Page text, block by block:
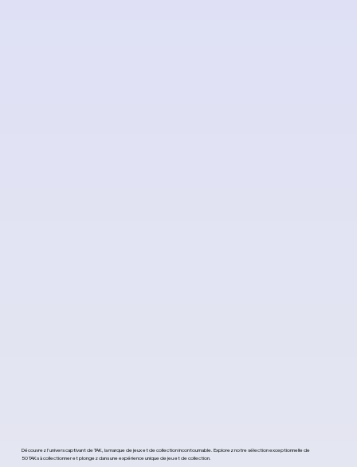
Découvrez l'univers captivant de TAK, la marque de jeux et de collection incontournable. Explorez notre sélection exceptionnelle de
50 TAKs à collectionner et plongez dans une expérience unique de jeu et de collection.